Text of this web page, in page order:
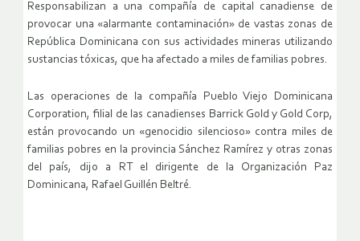
Responsabilizan a una compañía de capital canadiense de
provocar una «alarmante contaminación» de vastas zonas de
República Dominicana con sus actividades mineras utilizando
sustancias tóxicas, que ha afectado a miles de familias pobres.
Las operaciones de la compañía Pueblo Viejo Dominicana
Corporation, filial de las canadienses Barrick Gold y Gold Corp,
están provocando un «genocidio silencioso» contra miles de
familias pobres en la provincia Sánchez Ramírez y otras zonas
del país, dijo a RT el dirigente de la Organización Paz
Dominicana, Rafael Guillén Beltré.